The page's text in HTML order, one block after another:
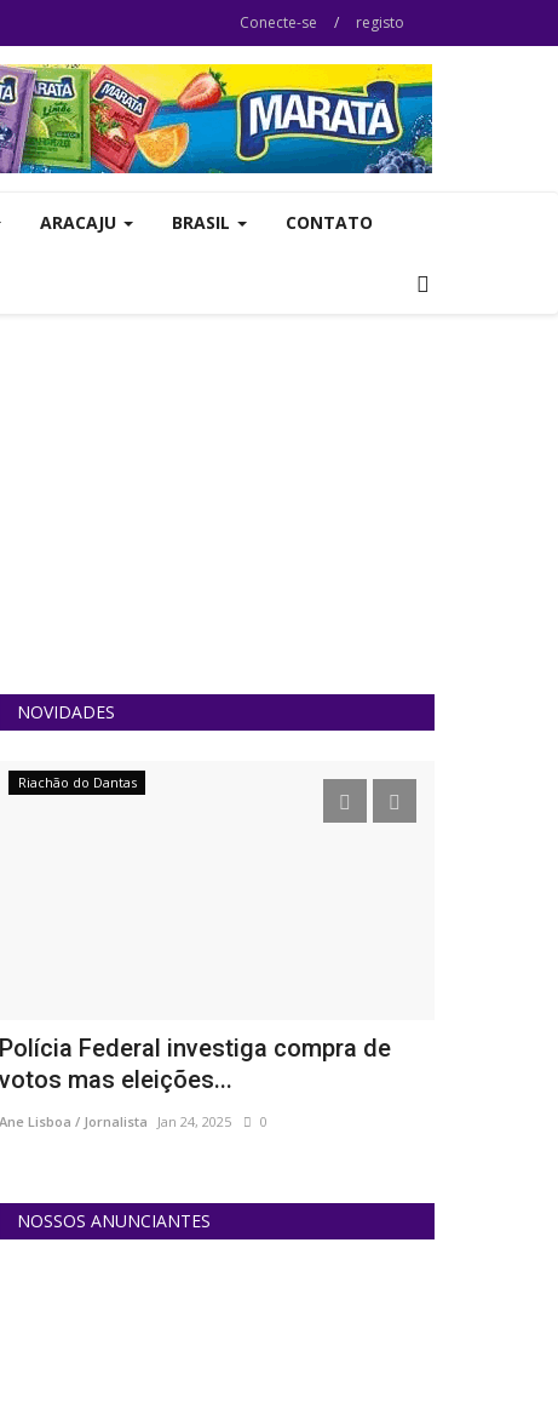
Conecte-se / registo
ARACAJU BRASIL CONTATO
NOVIDADES
Riachão do Dantas
Polícia Federal investiga compra de
votos mas eleições...
Ane Lisboa / Jornalista Jan 24, 2025 0
NOSSOS ANUNCIANTES